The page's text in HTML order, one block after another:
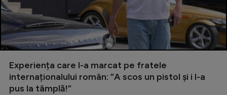
Experiența care l-a marcat pe fratele
internaționalului român: ”A scos un pistol și i l-a
pus la tâmplă!”